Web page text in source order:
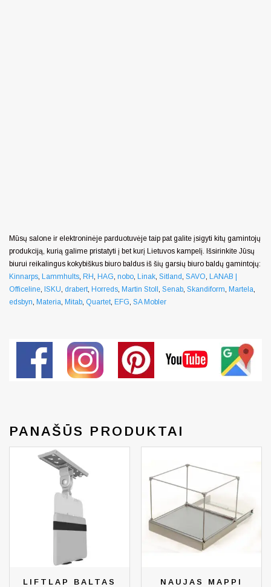
Mūsų salone ir elektroninėje parduotuvėje taip pat galite įsigyti kitų gamintojų
produkciją, kurią galime pristatyti į bet kurį Lietuvos kampelį. Išsirinkite Jūsų
biurui reikalingus kokybiškus biuro baldus iš šių garsių biuro baldų gamintojų:
Kinnarps, Lammhults, RH, HAG, nobo, Linak, Sitland, SAVO, LANAB |
Officeline, ISKU, drabert, Horreds, Martin Stoll, Senab, Skandiform, Martela,
edsbyn, Materia, Mitab, Quartet, EFG, SA Mobler
PANAŠŪS PRODUKTAI
LIFTLAP BALTAS
NAUJAS MAPPI